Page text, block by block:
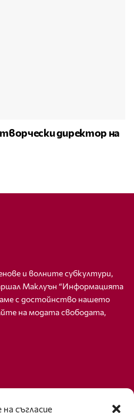
съгласие
директор на
и волните субкултури,
Маклуън “Информацията
с достойнство нашето
на модата свободата,